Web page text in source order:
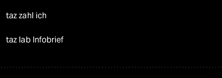
taz zahl ich
taz lab Infobrief